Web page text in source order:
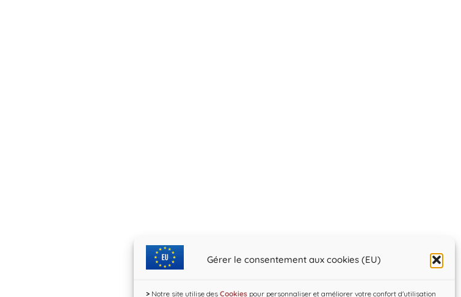
Gérer le consentement aux cookies (EU)
> Notre site utilise des Cookies pour personnaliser et améliorer votre confort d'utilisation